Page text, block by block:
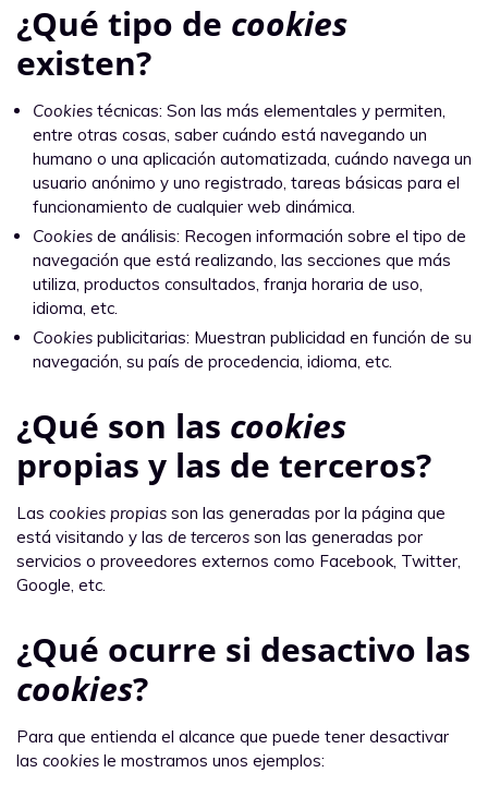
¿Qué tipo de cookies
existen?
Cookies técnicas: Son las más elementales y permiten,
entre otras cosas, saber cuándo está navegando un
humano o una aplicación automatizada, cuándo navega un
usuario anónimo y uno registrado, tareas básicas para el
funcionamiento de cualquier web dinámica.
Cookies de análisis: Recogen información sobre el tipo de
navegación que está realizando, las secciones que más
utiliza, productos consultados, franja horaria de uso,
idioma, etc.
Cookies publicitarias: Muestran publicidad en función de su
navegación, su país de procedencia, idioma, etc.
¿Qué son las cookies
propias y las de terceros?
Las cookies propias son las generadas por la página que
está visitando y las de terceros son las generadas por
servicios o proveedores externos como Facebook, Twitter,
Google, etc.
¿Qué ocurre si desactivo las
cookies?
Para que entienda el alcance que puede tener desactivar
las cookies le mostramos unos ejemplos: